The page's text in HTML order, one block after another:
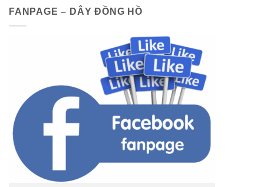
FANPAGE – DÂY ĐỒNG HỒ